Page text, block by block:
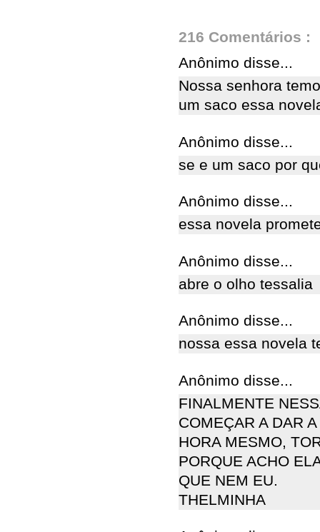
216 Comentários :
Anônimo disse...
Nossa senhora
um saco essa
Anônimo disse...
se e um saco por
Anônimo disse...
essa novela
Anônimo disse...
abre o olho tessalia
Anônimo disse...
nossa essa novela
Anônimo disse...
FINALMENTE
COMEÇAR A DAR
HORA MESMO,
PORQUE ACHO
QUE NEM EU.
THELMINHA